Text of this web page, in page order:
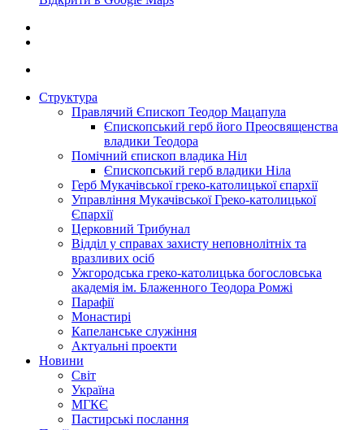
Структура
Правлячий Єпископ Теодор Мацапула
Єпископський герб його Преосвященства
владики Теодора
Помічний єпископ владика Ніл
Єпископський герб владики Ніла
Герб Мукачівської греко-католицької єпархії
Управління Мукачівської Греко-католицької
Єпархії
Церковний Трибунал
Відділ у справах захисту неповнолітніх та
вразливих осіб
Ужгородська греко-католицька богословська
академія ім. Блаженного Теодора Ромжі
Парафії
Монастирі
Капеланське служіння
Актуальні проекти
Новини
Світ
Україна
МГКЄ
Пастирські послання